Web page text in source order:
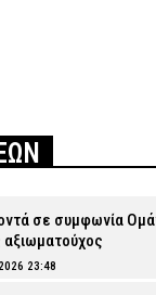
σε συμφωνία Ομάν
23:48